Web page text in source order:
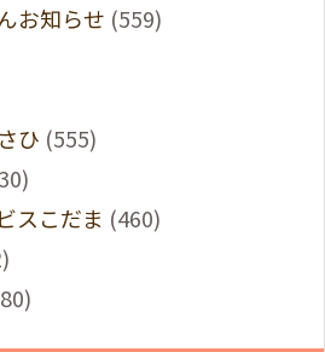
お知らせ (559)
ひ (555)
スこだま (460)